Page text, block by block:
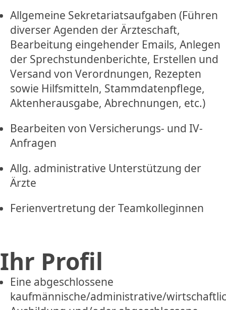
Allgemeine Sekretariatsaufgaben (Führen
diverser Agenden der Ärzteschaft,
Bearbeitung eingehender Emails, Anlegen
der Sprechstundenberichte, Erstellen und
Versand von Verordnungen, Rezepten
sowie Hilfsmitteln, Stammdatenpflege,
Aktenherausgabe, Abrechnungen, etc.)
Bearbeiten von Versicherungs- und IV-
Anfragen
Allg. administrative Unterstützung der
Ärzte
Ferienvertretung der Teamkolleginnen
Ihr Profil
Eine abgeschlossene
kaufmännische/administrative/